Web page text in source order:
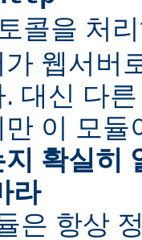
콜을 처
가 웹서버
대신 다
만 이 모
확실히
라
은 항상